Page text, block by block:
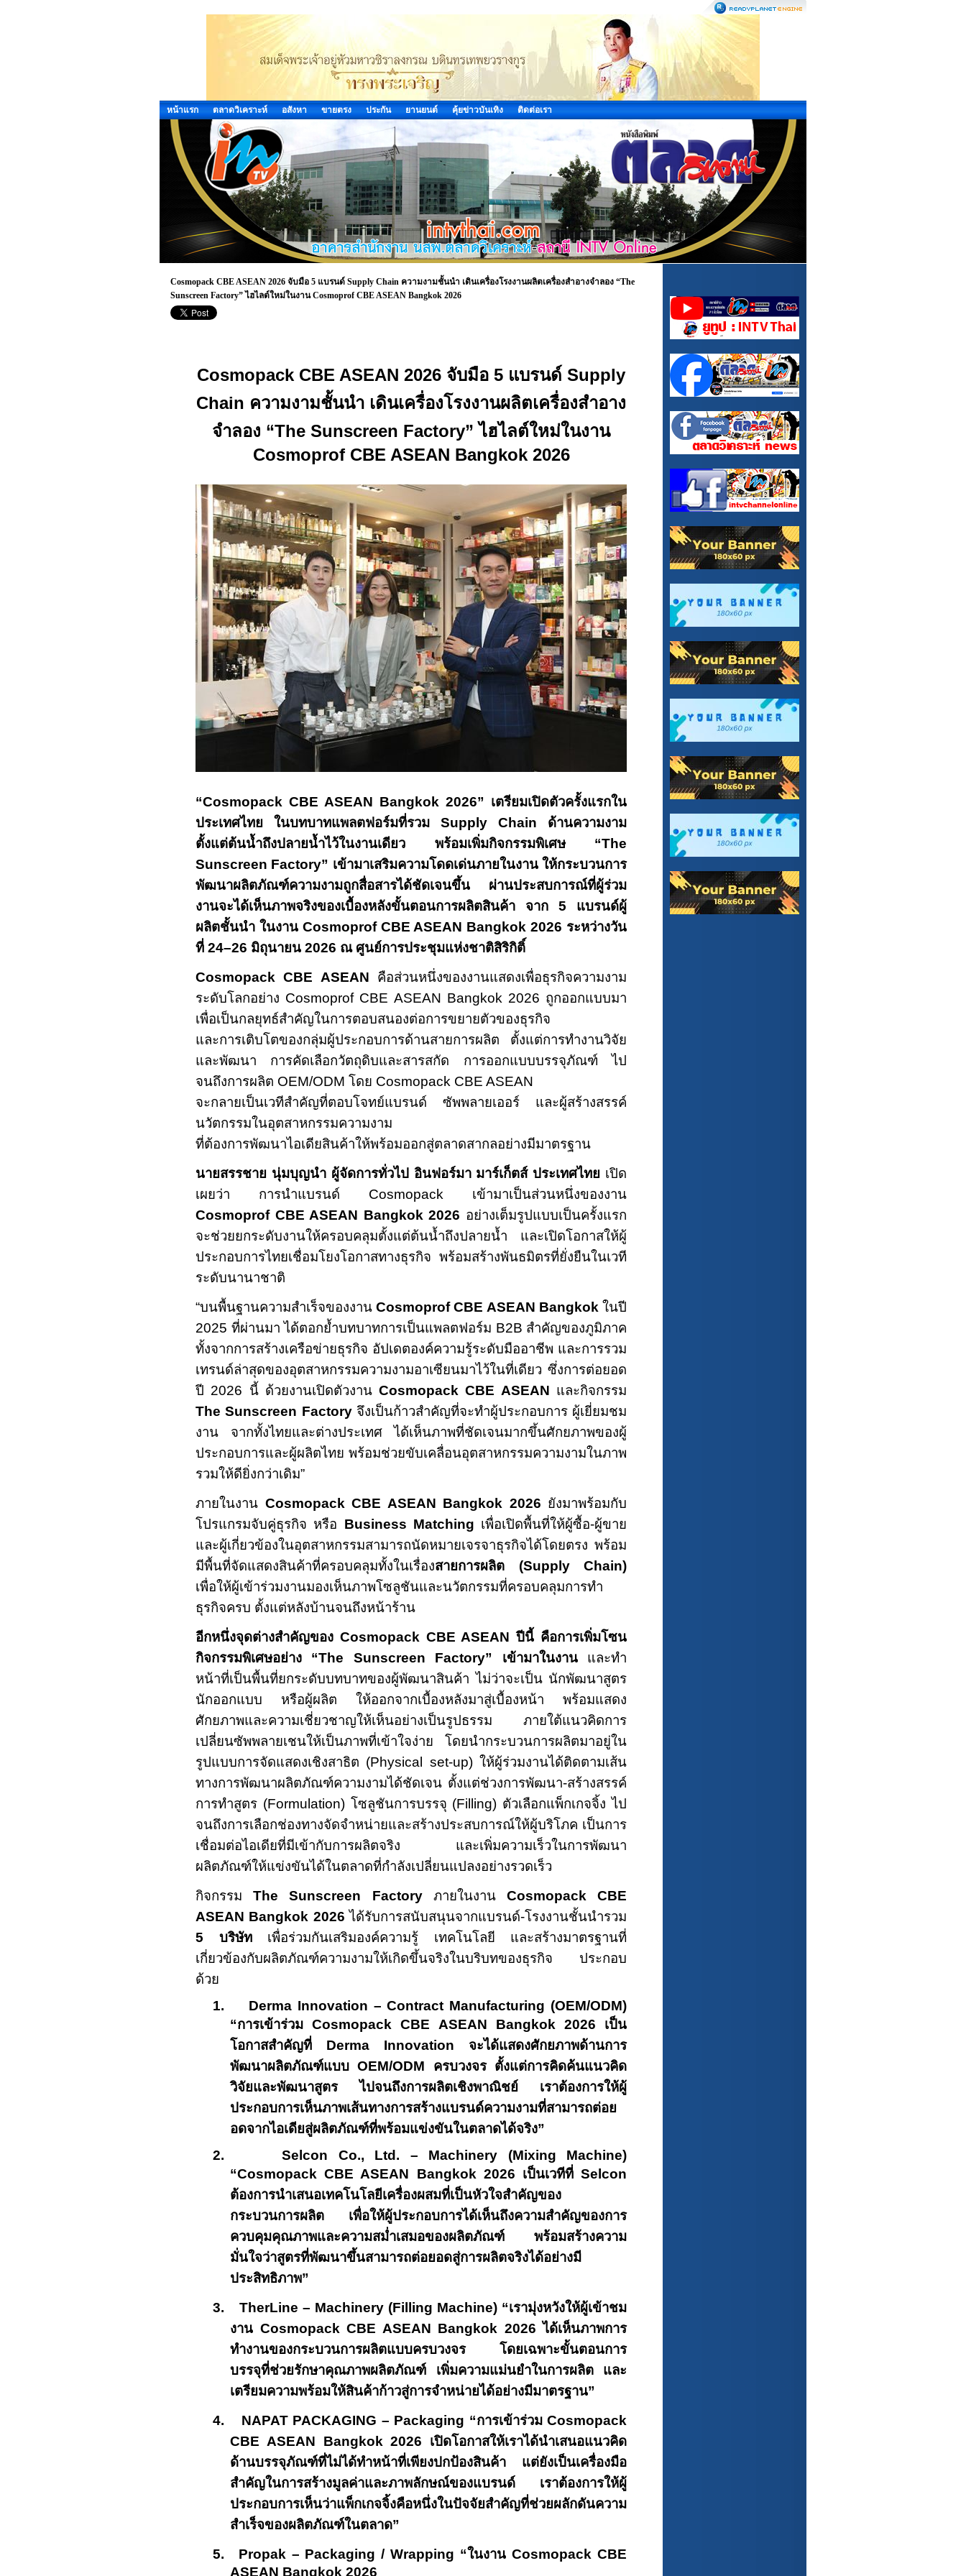
หน้าแรก ตลาดวิเคราะห์ อสังหา ขายตรง ประกัน ยานยนต์ คุ้ยข่าวบันเทิง ติดต่อเรา
Cosmopack CBE ASEAN 2026 จับมือ 5 แบรนด์ Supply Chain ความงามชั้นนำ เดินเครื่องโรงงานผลิตเครื่องสำอางจำลอง “The
Sunscreen Factory” ไฮไลต์ใหม่ในงาน Cosmoprof CBE ASEAN Bangkok 2026
Cosmopack CBE ASEAN 2026 จับมือ 5 แบรนด์ Supply
Chain ความงามชั้นนำ เดินเครื่องโรงงานผลิตเครื่องสำอาง
จำลอง “The Sunscreen Factory”ไฮไลต์ใหม่ในงาน
Cosmoprof CBE ASEAN Bangkok 2026
“Cosmopack CBE ASEAN Bangkok 2026” เตรียมเปิดตัวครั้งแรกใน
ประเทศไทย ในบทบาทแพลตฟอร์มที่รวม Supply Chain ด้านความงาม
ตั้งแต่ต้นน้ำถึงปลายน้ำไว้ในงานเดียว พร้อมเพิ่มกิจกรรมพิเศษ “The
Sunscreen Factory” เข้ามาเสริมความโดดเด่นภายในงาน ให้กระบวนการ
พัฒนาผลิตภัณฑ์ความงามถูกสื่อสารได้ชัดเจนขึ้น ผ่านประสบการณ์ที่ผู้ร่วม
งานจะได้เห็นภาพจริงของเบื้องหลังขั้นตอนการผลิตสินค้า จาก 5 แบรนด์ผู้
ผลิตชั้นนำ ในงาน Cosmoprof CBE ASEAN Bangkok 2026 ระหว่างวัน
ที่ 24–26 มิถุนายน 2026 ณ ศูนย์การประชุมแห่งชาติสิริกิติ์
Cosmopack CBE ASEAN
คือส่วนหนึ่งของงานแสดงเพื่อธุรกิจความงาม
ระดับโลกอย่าง Cosmoprof CBE ASEAN Bangkok 2026 ถูกออกแบบมา
เพื่อเป็นกลยุทธ์สำคัญในการตอบสนองต่อการขยายตัวของธุรกิจ
และการเติบโตของกลุ่มผู้ประกอบการด้านสายการผลิต ตั้งแต่การทำงานวิจัย
และพัฒนา การคัดเลือกวัตถุดิบและสารสกัด การออกแบบบรรจุภัณฑ์ ไป
จนถึงการผลิต OEM/ODM โดย Cosmopack CBE ASEAN
จะกลายเป็นเวทีสำคัญที่ตอบโจทย์แบรนด์ ซัพพลายเออร์ และผู้สร้างสรรค์
นวัตกรรมในอุตสาหกรรมความงาม
ที่ต้องการพัฒนาไอเดียสินค้าให้พร้อมออกสู่ตลาดสากลอย่างมีมาตรฐาน
นายสรรชาย นุ่มบุญนำ ผู้จัดการทั่วไป อินฟอร์มา มาร์เก็ตส์ ประเทศไทย เปิด
เผยว่า การนำแบรนด์ Cosmopack เข้ามาเป็นส่วนหนึ่งของงาน
Cosmoprof CBE ASEAN Bangkok 2026 อย่างเต็มรูปแบบเป็นครั้งแรก
จะช่วยยกระดับงานให้ครอบคลุมตั้งแต่ต้นน้ำถึงปลายน้ำ และเปิดโอกาสให้ผู้
ประกอบการไทยเชื่อมโยงโอกาสทางธุรกิจ พร้อมสร้างพันธมิตรที่ยั่งยืนในเวที
ระดับนานาชาติ
“บนพื้นฐานความสำเร็จของงานCosmoprof CBE ASEAN Bangkok ในปี
2025 ที่ผ่านมา ได้ตอกย้ำบทบาทการเป็นแพลตฟอร์ม B2B สำคัญของภูมิภาค
ทั้งจากการสร้างเครือข่ายธุรกิจ อัปเดตองค์ความรู้ระดับมืออาชีพ และการรวม
เทรนด์ล่าสุดของอุตสาหกรรมความงามอาเซียนมาไว้ในที่เดียว ซึ่งการต่อยอด
ปี 2026 นี้ ด้วยงานเปิดตัวงานCosmopack CBE ASEAN และกิจกรรม
The Sunscreen Factoryจึงเป็นก้าวสำคัญที่จะทำผู้ประกอบการ ผู้เยี่ยมชม
งาน จากทั้งไทยและต่างประเทศ ได้เห็นภาพที่ชัดเจนมากขึ้นศักยภาพของผู้
ประกอบการและผู้ผลิตไทย พร้อมช่วยขับเคลื่อนอุตสาหกรรมความงามในภาพ
รวมให้ดียิ่งกว่าเดิม”
ภายในงาน Cosmopack CBE ASEAN Bangkok 2026 ยังมาพร้อมกับ
โปรแกรมจับคู่ธุรกิจ หรือ Business Matching เพื่อเปิดพื้นที่ให้ผู้ซื้อ-ผู้ขาย
และผู้เกี่ยวข้องในอุตสาหกรรมสามารถนัดหมายเจรจาธุรกิจได้โดยตรง พร้อม
มีพื้นที่จัดแสดงสินค้าที่ครอบคลุมทั้งในเรื่องสายการผลิต (Supply Chain)
เพื่อให้ผู้เข้าร่วมงานมองเห็นภาพโซลูชันและนวัตกรรมที่ครอบคลุมการทำ
ธุรกิจครบ ตั้งแต่หลังบ้านจนถึงหน้าร้าน
อีกหนึ่งจุดต่างสำคัญของ Cosmopack CBE ASEANปีนี้ คือการเพิ่มโซน
กิจกรรมพิเศษอย่าง
“The Sunscreen Factory” เข้ามาในงานและทำ
หน้าที่เป็นพื้นที่ยกระดับบทบาทของผู้พัฒนาสินค้า ไม่ว่าจะเป็น นักพัฒนาสูตร
นักออกแบบ หรือผู้ผลิต ให้ออกจากเบื้องหลังมาสู่เบื้องหน้า พร้อมแสดง
ศักยภาพและความเชี่ยวชาญให้เห็นอย่างเป็นรูปธรรม ภายใต้แนวคิดการ
เปลี่ยนซัพพลายเชนให้เป็นภาพที่เข้าใจง่าย โดยนำกระบวนการผลิตมาอยู่ใน
รูปแบบการจัดแสดงเชิงสาธิต (Physical set-up) ให้ผู้ร่วมงานได้ติดตามเส้น
ทางการพัฒนาผลิตภัณฑ์ความงามได้ชัดเจน ตั้งแต่ช่วงการพัฒนา-สร้างสรรค์
การทำสูตร (Formulation) โซลูชันการบรรจุ (Filling) ตัวเลือกแพ็กเกจจิ้ง ไป
จนถึงการเลือกช่องทางจัดจำหน่ายและสร้างประสบการณ์ให้ผู้บริโภค เป็นการ
เชื่อมต่อไอเดียที่มีเข้ากับการผลิตจริง และเพิ่มความเร็วในการพัฒนา
ผลิตภัณฑ์ให้แข่งขันได้ในตลาดที่กำลังเปลี่ยนแปลงอย่างรวดเร็ว
กิจกรรมThe Sunscreen Factory ภายในงาน Cosmopack CBE
ASEAN Bangkok 2026 ได้รับการสนับสนุนจากแบรนด์-โรงงานชั้นนำรวม
5 บริษัทเพื่อร่วมกันเสริมองค์ความรู้ เทคโนโลยี และสร้างมาตรฐานที่
เกี่ยวข้องกับผลิตภัณฑ์ความงามให้เกิดขึ้นจริงในบริบทของธุรกิจ ประกอบ
ด้วย
1.
Derma Innovation – Contract Manufacturing (OEM/ODM)
“การเข้าร่วมCosmopack CBE ASEAN Bangkok 2026 เป็น
โอกาสสำคัญที่ Derma Innovation จะได้แสดงศักยภาพด้านการ
พัฒนาผลิตภัณฑ์แบบOEM/ODM ครบวงจร ตั้งแต่การคิดค้นแนวคิด
วิจัยและพัฒนาสูตร ไปจนถึงการผลิตเชิงพาณิชย์ เราต้องการให้ผู้
ประกอบการเห็นภาพเส้นทางการสร้างแบรนด์ความงามที่สามารถต่อย
อดจากไอเดียสู่ผลิตภัณฑ์ที่พร้อมแข่งขันในตลาดได้จริง”
2.
Selcon Co., Ltd. – Machinery (Mixing Machine)
“Cosmopack CBE ASEAN Bangkok 2026 เป็นเวทีที่Selcon
ต้องการนำเสนอเทคโนโลยีเครื่องผสมที่เป็นหัวใจสำคัญของ
กระบวนการผลิต เพื่อให้ผู้ประกอบการได้เห็นถึงความสำคัญของการ
ควบคุมคุณภาพและความสม่ำเสมอของผลิตภัณฑ์ พร้อมสร้างความ
มั่นใจว่าสูตรที่พัฒนาขึ้นสามารถต่อยอดสู่การผลิตจริงได้อย่างมี
ประสิทธิภาพ”
3.
TherLine – Machinery (Filling Machine) “เรามุ่งหวังให้ผู้เข้าชม
งาน Cosmopack CBE ASEAN Bangkok 2026ได้เห็นภาพการ
ทำงานของกระบวนการผลิตแบบครบวงจร โดยเฉพาะขั้นตอนการ
บรรจุที่ช่วยรักษาคุณภาพผลิตภัณฑ์ เพิ่มความแม่นยำในการผลิต และ
เตรียมความพร้อมให้สินค้าก้าวสู่การจำหน่ายได้อย่างมีมาตรฐาน”
4.
NAPAT PACKAGING – Packaging “การเข้าร่วมCosmopack
CBE ASEAN Bangkok 2026 เปิดโอกาสให้เราได้นำเสนอแนวคิด
ด้านบรรจุภัณฑ์ที่ไม่ได้ทำหน้าที่เพียงปกป้องสินค้า แต่ยังเป็นเครื่องมือ
สำคัญในการสร้างมูลค่าและภาพลักษณ์ของแบรนด์ เราต้องการให้ผู้
ประกอบการเห็นว่าแพ็กเกจจิ้งคือหนึ่งในปัจจัยสำคัญที่ช่วยผลักดันความ
สำเร็จของผลิตภัณฑ์ในตลาด”
5.
Propak – Packaging / Wrapping “ในงานCosmopack CBE
ASEAN Bangkok 2026